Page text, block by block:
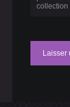
collection
Laisser